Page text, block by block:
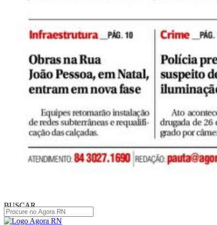
BUSCAR